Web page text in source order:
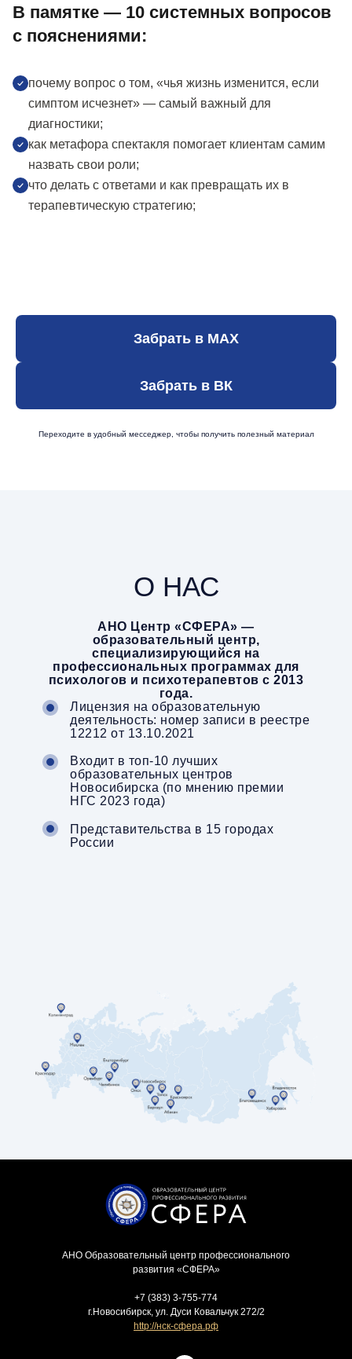
В памятке — 10 системных вопросов
с пояснениями:
почему вопрос о том, «чья жизнь изменится, если
симптом исчезнет» — самый важный для
диагностики;
как метафора спектакля помогает клиентам самим
назвать свои роли;
что делать с ответами и как превращать их в
терапевтическую стратегию;
Забрать в МАХ
Забрать в ВК
Переходите в удобный месседжер, чтобы получить полезный материал
Представительства в 15 городах
России
Лицензия на образовательную
деятельность: номер записи в реестре
12212 от 13.10.2021
Входит в топ-10 лучших
образовательных центров
Новосибирска (по мнению премии
НГС 2023 года)
О НАС
АНО Центр «СФЕРА» —
образовательный центр,
специализирующийся на
профессиональных программах для
психологов и психотерапевтов c 2013
года.
АНО Образовательный центр профессионального
развития «СФЕРА»
+7 (383) 3-755-774
г.Новосибирск, ул. Дуси Ковальчук 272/2
http://нск-сфера.рф